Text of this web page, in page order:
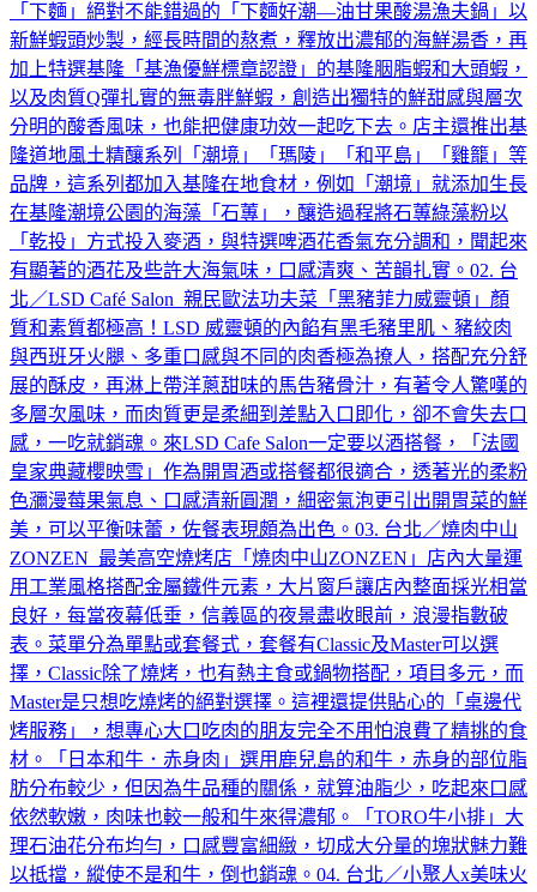
「下麵」絕對不能錯過的「下麵好潮—油甘果酸湯漁夫鍋」以
新鮮蝦頭炒製，經長時間的熬煮，釋放出濃郁的海鮮湯香，再
加上特選基隆「基漁優鮮標章認證」的基隆胭脂蝦和大頭蝦，
以及肉質Q彈扎實的無毒胖鮮蝦，創造出獨特的鮮甜感與層次
分明的酸香風味，也能把健康功效一起吃下去。店主還推出基
隆道地風土精釀系列「潮境」「瑪陵」「和平島」「雞籠」等
品牌，這系列都加入基隆在地食材，例如「潮境」就添加生長
在基隆潮境公園的海藻「石蓴」，釀造過程將石蓴綠藻粉以
「乾投」方式投入麥酒，與特選啤酒花香氣充分調和，聞起來
有顯著的酒花及些許大海氣味，口感清爽、苦韻扎實。02. 台
北／LSD Café Salon 親民歐法功夫菜「黑豬菲力威靈頓」顏
質和素質都極高！LSD 威靈頓的內餡有黑毛豬里肌、豬絞肉
與西班牙火腿、多重口感與不同的肉香極為撩人，搭配充分舒
展的酥皮，再淋上帶洋蔥甜味的馬告豬骨汁，有著令人驚嘆的
多層次風味，而肉質更是柔細到差點入口即化，卻不會失去口
感，一吃就銷魂。來LSD Cafe Salon一定要以酒搭餐，「法國
皇家典藏櫻映雪」作為開胃酒或搭餐都很適合，透著光的柔粉
色瀰漫莓果氣息、口感清新圓潤，細密氣泡更引出開胃菜的鮮
美，可以平衡味蕾，佐餐表現頗為出色。03. 台北／燒肉中山
ZONZEN 最美高空燒烤店「燒肉中山ZONZEN」店內大量運
用工業風格搭配金屬鐵件元素，大片窗戶讓店內整面採光相當
良好，每當夜幕低垂，信義區的夜景盡收眼前，浪漫指數破
表。菜單分為單點或套餐式，套餐有Classic及Master可以選
擇，Classic除了燒烤，也有熱主食或鍋物搭配，項目多元，而
Master是只想吃燒烤的絕對選擇。這裡還提供貼心的「桌邊代
烤服務」，想專心大口吃肉的朋友完全不用怕浪費了精挑的食
材。「日本和牛．赤身肉」選用鹿兒島的和牛，赤身的部位脂
肪分布較少，但因為牛品種的關係，就算油脂少，吃起來口感
依然軟嫩，肉味也較一般和牛來得濃郁。「TORO牛小排」大
理石油花分布均勻，口感豐富細緻，切成大分量的塊狀魅力難
以抵擋，縱使不是和牛，倒也銷魂。04. 台北／小聚人x美味火